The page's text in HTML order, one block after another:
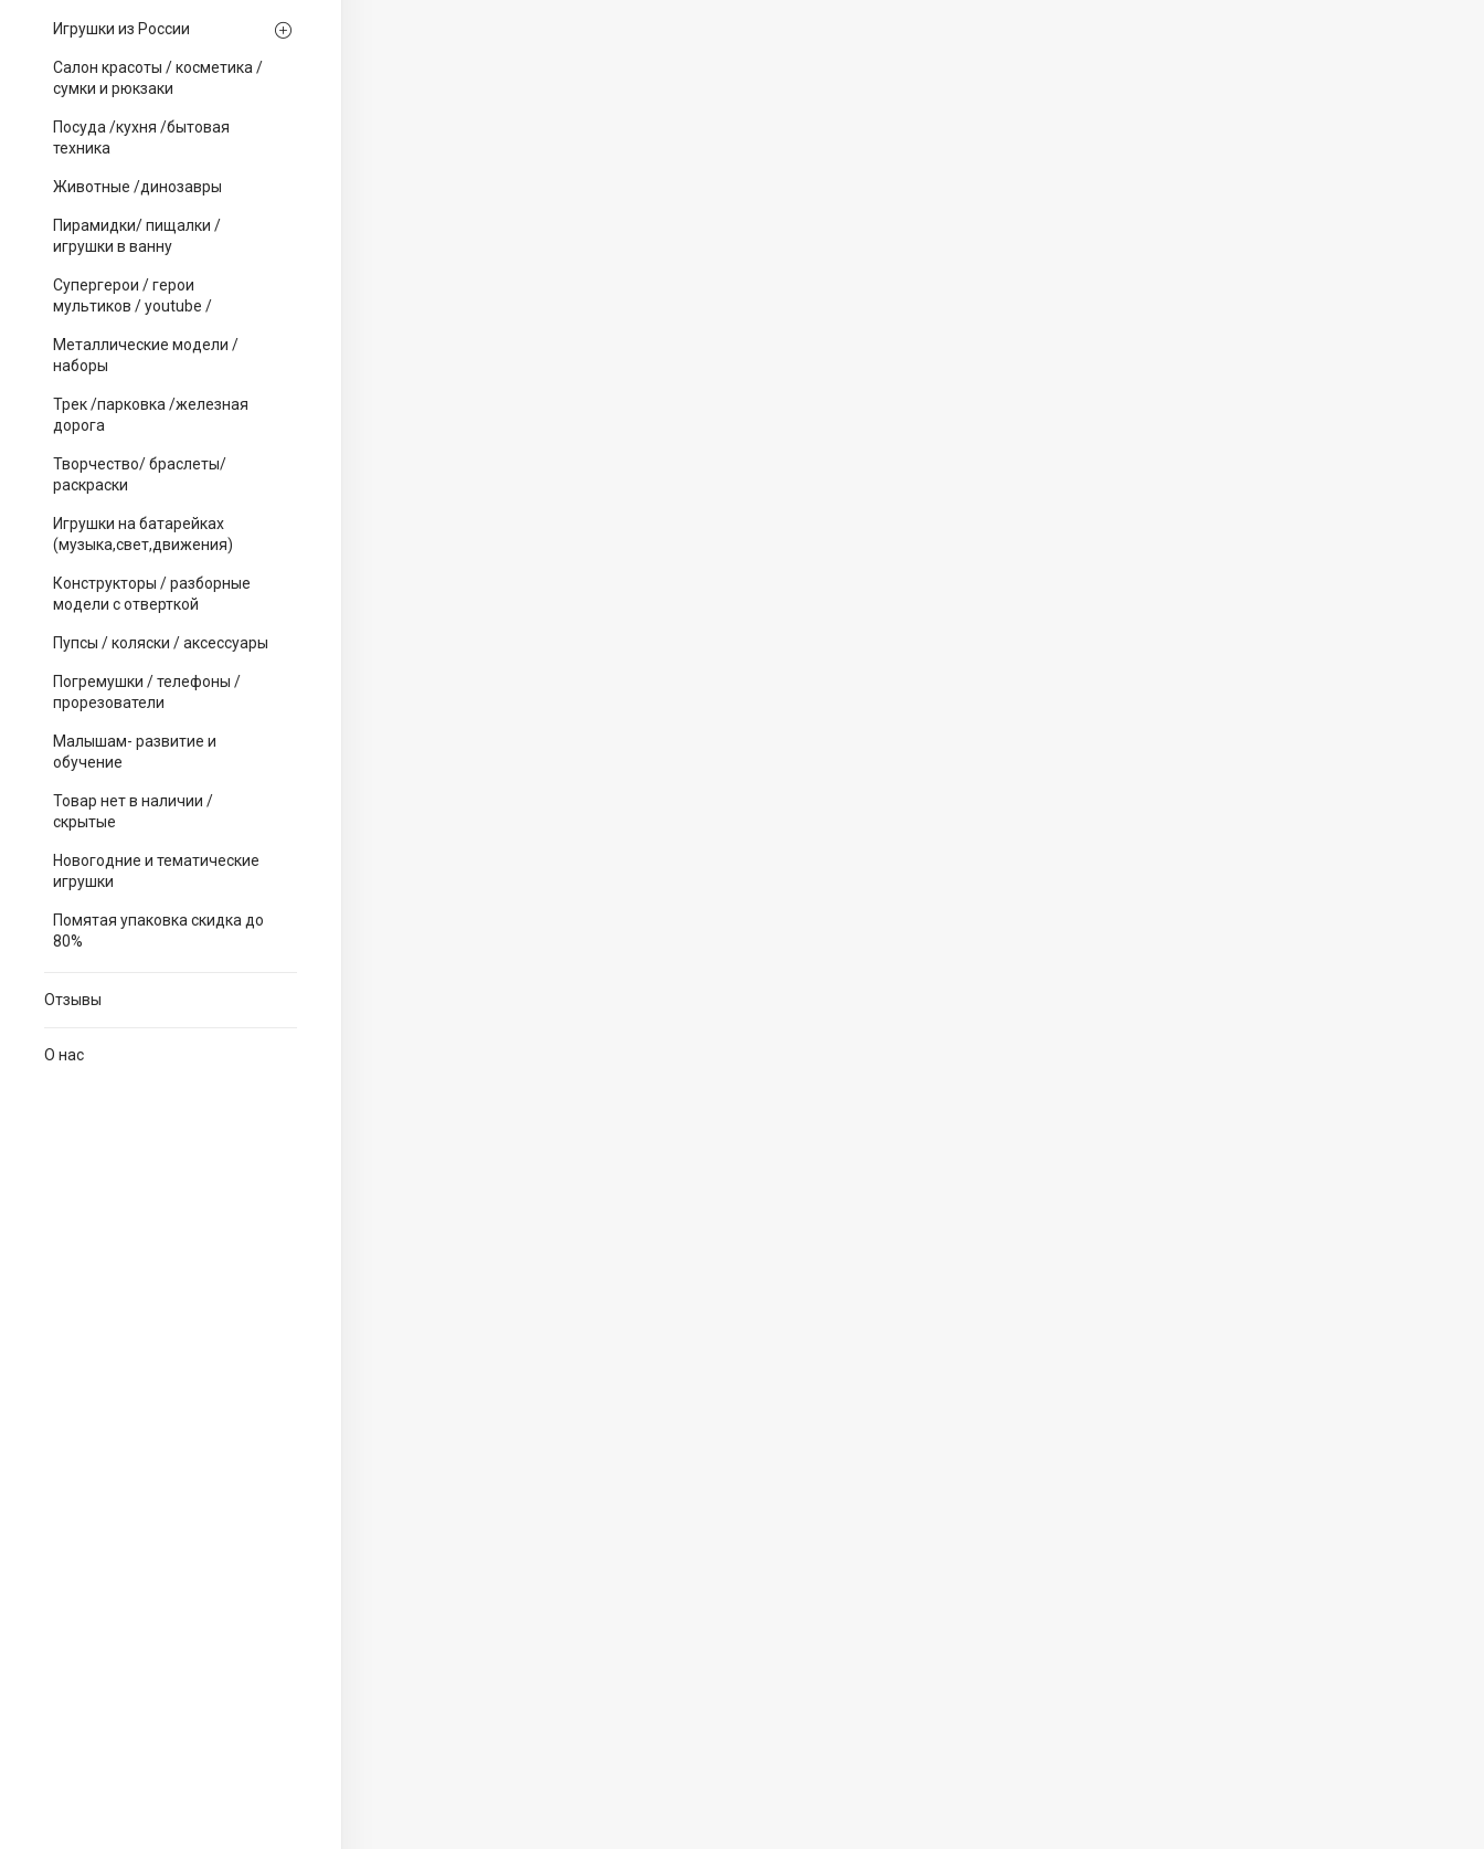
Игрушки из России
Салон красоты / косметика /
сумки и рюкзаки
Посуда /кухня /бытовая
техника
Животные /динозавры
Пирамидки/ пищалки /
игрушки в ванну
Супергерои / герои
мультиков / youtube /
Металлические модели /
наборы
Трек /парковка /железная
дорога
Творчество/ браслеты/
раскраски
Игрушки на батарейках
(музыка,свет,движения)
Конструкторы / разборные
модели с отверткой
Пупсы / коляски / аксессуары
Погремушки / телефоны /
прорезователи
Малышам- развитие и
обучение
Товар нет в наличии /
скрытые
Новогодние и тематические
игрушки
Помятая упаковка скидка до
80%
Отзывы
О нас